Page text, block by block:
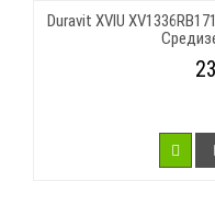
Duravit XVIU